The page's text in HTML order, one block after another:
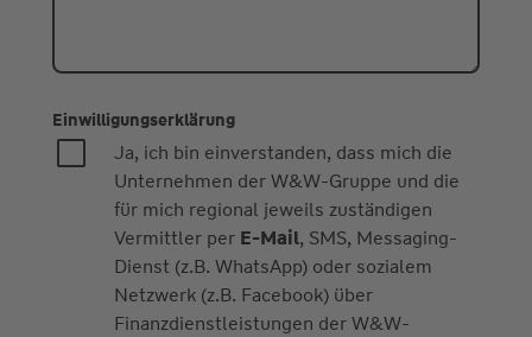
Einwilligungserklärung
Ja, ich bin einverstanden, dass mich die
Unternehmen der W&W-Gruppe und die
für mich regional jeweils zuständigen
Vermittler per E-Mail, SMS, Messaging-
Dienst (z.B. WhatsApp) oder sozialem
Netzwerk (z.B. Facebook) über
Finanzdienstleistungen der W&W-